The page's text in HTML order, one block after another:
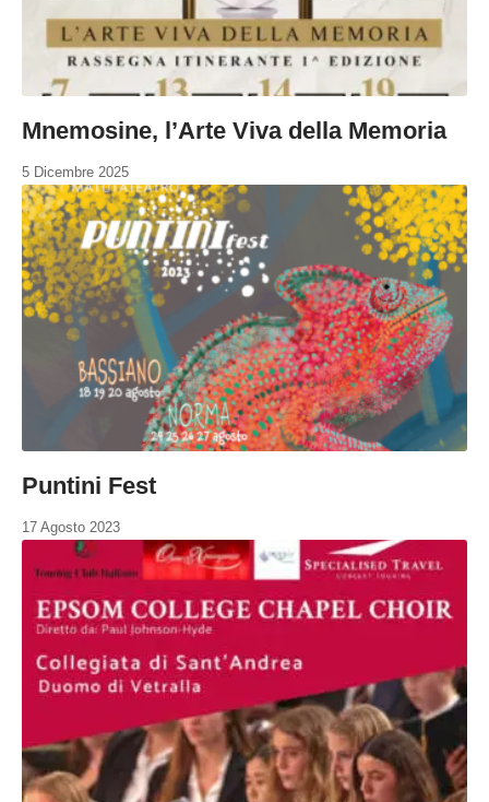
Mnemosine, l’Arte Viva della Memoria
5 Dicembre 2025
Puntini Fest
17 Agosto 2023